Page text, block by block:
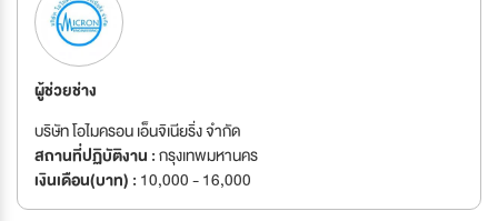
ผู้ช่วยช่าง
บริษัท โอไมครอน เอ็นจิเนียริ่ง จำกัด
สถานที่ปฏิบัติงาน :กรุงเทพมหานคร
เงินเดือน(บาท) : 10,000 - 16,000